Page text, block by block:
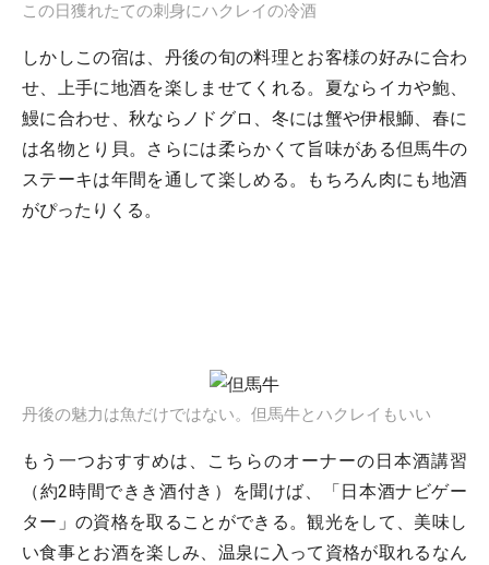
この日獲れたての刺身にハクレイの冷酒
しかしこの宿は、丹後の旬の料理とお客様の好みに合わ
せ、上手に地酒を楽しませてくれる。夏ならイカや鮑、
鰻に合わせ、秋ならノドグロ、冬には蟹や伊根鰤、春に
は名物とり貝。さらには柔らかくて旨味がある但馬牛の
ステーキは年間を通して楽しめる。もちろん肉にも地酒
がぴったりくる。
丹後の魅力は魚だけではない。但馬牛とハクレイもいい
もう一つおすすめは、こちらのオーナーの日本酒講習
（約2時間できき酒付き）を聞けば、「日本酒ナビゲー
ター」の資格を取ることができる。観光をして、美味し
い食事とお酒を楽しみ、温泉に入って資格が取れるなん